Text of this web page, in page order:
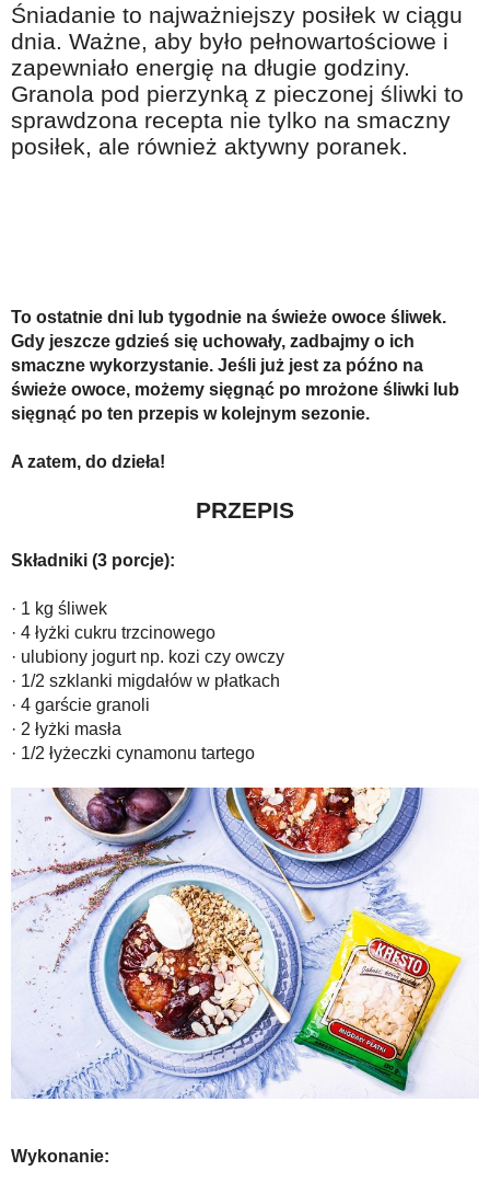
Na wesoło
Hobby i pasje
Żyj aktywnie
60plus - najcenniejsi klienci
O finansach i społeczeństwie - edukacja nie tylko dla 60plus
Ciekawe książki
Stop samotności
Bezpiecznie i w zgodzie z prawem
Śniadanie to najważniejszy posiłek w ciągu
dnia. Ważne, aby było pełnowartościowe i
zapewniało energię na długie godziny.
Granola pod pierzynką z pieczonej śliwki to
sprawdzona recepta nie tylko na smaczny
posiłek, ale również aktywny poranek.
To ostatnie dni lub tygodnie na świeże owoce śliwek.
Gdy jeszcze gdzieś się uchowały, zadbajmy o ich
smaczne wykorzystanie. Jeśli już jest za późno na
świeże owoce, możemy sięgnąć po mrożone śliwki lub
sięgnąć po ten przepis w kolejnym sezonie.
A zatem, do dzieła!
PRZEPIS
Składniki (3 porcje):
· 1 kg śliwek
· 4 łyżki cukru trzcinowego
· ulubiony jogurt np. kozi czy owczy
· 1/2 szklanki migdałów w płatkach
· 4 garście granoli
· 2 łyżki masła
· 1/2 łyżeczki cynamonu tartego
Wykonanie: